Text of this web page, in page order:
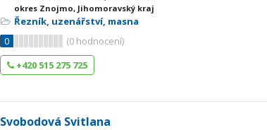
okres Znojmo, Jihomoravský kraj
Řezník, uzenářství, masna
0
(0 hodnocení)
+420 515 275 725
Svobodová Svitlana